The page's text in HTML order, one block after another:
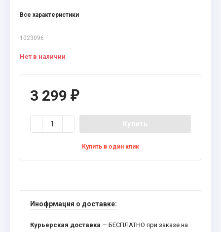
Все характеристики
1023096
Нет в наличии
3 299 ₽
Купить
Купить в один клик
Инофрмация о доставке:
Курьерская доставка — БЕСПЛАТНО при заказе на